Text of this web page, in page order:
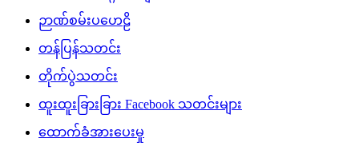
ဉာဏ်စမ်းပဟေဠိ
တန်ပြန်သတင်း
တိုက်ပွဲသတင်း
ထူးထူးခြားခြား Facebook သတင်းများ
ထောက်ခံအားပေးမှု